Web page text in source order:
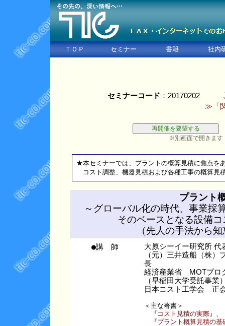
ＴＯＰ セミナー 書籍 社内
セミナーコード ：20170202
≫「
※別画面で開きます
★本セミナーでは、プラントの概算見積に焦点を
コスト調整、機器見積および各種工事の概算見
プラント
～グローバル化の時代、事業採
そのベースとなる設備
（先人の手法から
●講 師
大原シーイー研究所 代
（元）三井造船（株
長
経済産業省 MOTプロ
（早稲田大学受託事
日本コスト工学会 正
＜主な著書＞
『 コスト見積の実際』、
『プラント概算見積の基